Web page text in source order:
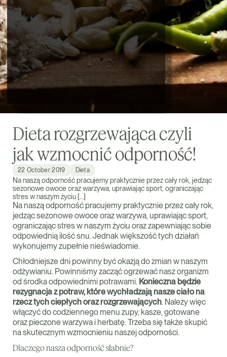
Dieta rozgrzewająca czyli
jak wzmocnić odporność!
22 October 2019 Dieta
Na naszą odporność pracujemy praktycznie przez cały rok, jedząc
sezonowe owoce oraz warzywa, uprawiając sport, ograniczając
stres w naszym życiu […]
Na naszą odporność pracujemy praktycznie przez cały rok,
jedząc sezonowe owoce oraz warzywa, uprawiając sport,
ograniczając stres w naszym życiu oraz zapewniając sobie
odpowiednią ilość snu. Jednak większość tych działań
wykonujemy zupełnie nieświadomie.
Chłodniejsze dni powinny być okazją do zmian w naszym
odżywianiu. Powinniśmy zacząć ogrzewać nasz organizm
od środka odpowiednimi potrawami. Konieczna będzie
rezygnacja z potraw, które wychładzają nasze ciało na
rzecz tych ciepłych oraz rozgrzewających. Należy więc
włączyć do codziennego menu zupy, kasze, gotowane
oraz pieczone warzywa i herbatę. Trzeba się także skupić
na skutecznym wzmocnieniu naszej odporności.
Dlaczego nasza odporność słabnie?